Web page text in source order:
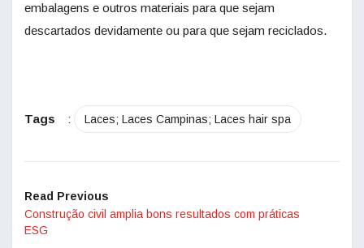
embalagens e outros materiais para que sejam
descartados devidamente ou para que sejam reciclados.
Tags : Laces; Laces Campinas; Laces hair spa
Read Previous
Construção civil amplia bons resultados com práticas
ESG